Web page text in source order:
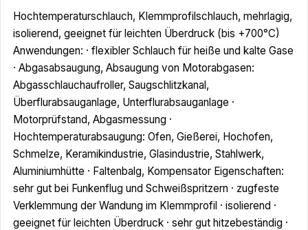
Hochtemperaturschlauch, Klemmprofilschlauch, mehrlagig,
isolierend, geeignet für leichten Überdruck (bis +700°C)
Anwendungen: · flexibler Schlauch für heiße und kalte Gase
· Abgasabsaugung, Absaugung von Motorabgasen:
Abgasschlauchaufroller, Saugschlitzkanal,
Überflurabsauganlage, Unterflurabsauganlage ·
Motorprüfstand, Abgasmessung ·
Hochtemperaturabsaugung: Ofen, Gießerei, Hochofen,
Schmelze, Keramikindustrie, Glasindustrie, Stahlwerk,
Aluminiumhütte · Faltenbalg, Kompensator Eigenschaften:
sehr gut bei Funkenflug und Schweißspritzern · zugfeste
Verklemmung der Wandung im Klemmprofil · isolierend ·
geeignet für leichten Überdruck · sehr gut hitzebeständig ·